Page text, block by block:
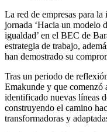
La red de empresas para la
jornada ‘Hacia un modelo
igualdad’ en el BEC de
estrategia de trabajo,
han demostrado su
Tras un periodo de
Emakunde y que comenzó
identificado nuevas líneas
construyendo el camino
transformadoras y